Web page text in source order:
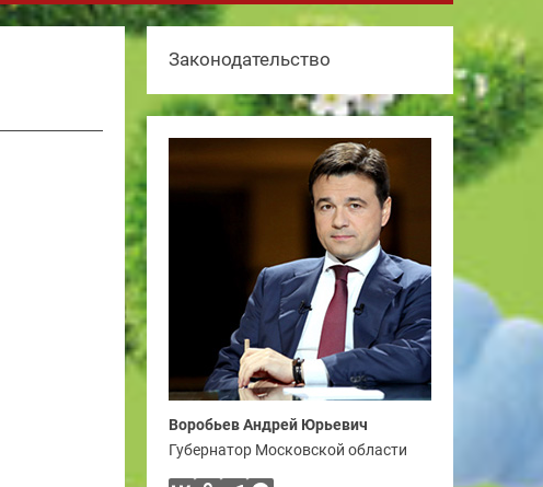
Законодательство
Воробьев Андрей Юрьевич
Губернатор Московской области